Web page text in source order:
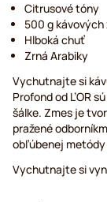
Citrusové tóny
500 g kávových
Hlboká chuť
Zrná Arabiky
Vychutnajte si
Profond od L’OR
šálke. Zmes je
pražené
obľúbenej
Vychutnajte si